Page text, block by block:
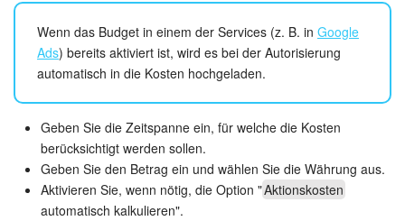
Elektronische Unterschrift
Bestandsverwaltung
Contact Center
Mitarbeiter-Widget
Wenn das Budget in einem der Services (z. B. in Google
Ads) bereits aktiviert ist, wird es bei der Autorisierung
automatisch in die Kosten hochgeladen.
Geben Sie die Zeitspanne ein, für welche die Kosten
berücksichtigt werden sollen.
Geben Sie den Betrag ein und wählen Sie die Währung aus.
Aktivieren Sie, wenn nötig, die Option "Aktionskosten
automatisch kalkulieren".